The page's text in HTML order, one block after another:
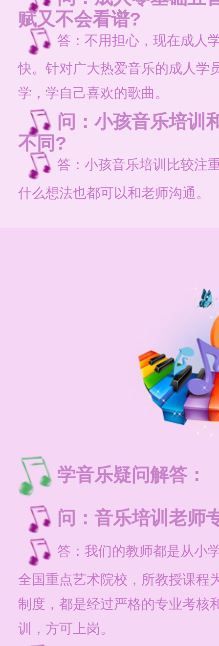
赋又不会看谱?
答：不用担心，现在成人
快。针对广大热爱音乐的成人学
学，学自己喜欢的歌曲。
问：小孩音乐培训
不同?
答：小孩音乐培训比较注
什么想法也都可以和老师沟通。
学音乐疑问解答：
问：音乐培训老师
答：我们的教师都是从小
全国重点艺术院校，所教授课程
制度，都是经过严格的专业考核
训，方可上岗。